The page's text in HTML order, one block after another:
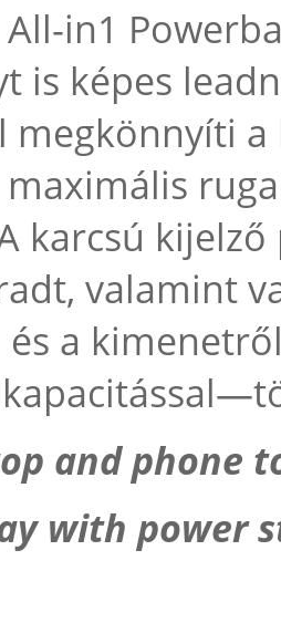
in1
is képes
megkönnyíti a
karcsú
valamint
a
and phone
with power